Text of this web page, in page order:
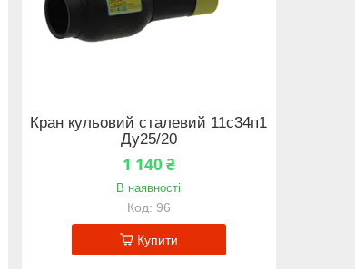
Кран кульовий сталевий 11с34п1
Ду25/20
1 140 ₴
В наявності
96
Купити